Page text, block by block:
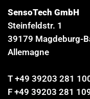
SensoTech GmbH
Steinfeldstr. 1
39179 Magdeburg-
Allemagne
T +49 39203 281
F +49 39203 281